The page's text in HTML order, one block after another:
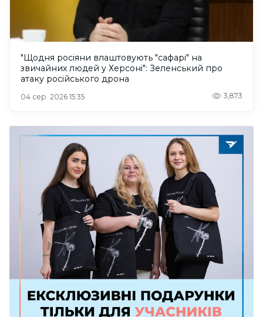
"Щодня росіяни влаштовують "сафарі" на
звичайних людей у Херсоні": Зеленський про
атаку російського дрона
04 сер. 2026 15:35 3,873